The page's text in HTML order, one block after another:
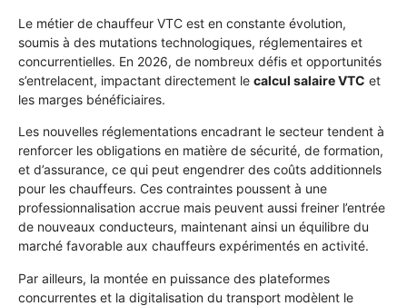
Le métier de chauffeur VTC est en constante évolution,
soumis à des mutations technologiques, réglementaires et
concurrentielles. En 2026, de nombreux défis et opportunités
s’entrelacent, impactant directement le calcul salaire VTC et
les marges bénéficiaires.
Les nouvelles réglementations encadrant le secteur tendent à
renforcer les obligations en matière de sécurité, de formation,
et d’assurance, ce qui peut engendrer des coûts additionnels
pour les chauffeurs. Ces contraintes poussent à une
professionnalisation accrue mais peuvent aussi freiner l’entrée
de nouveaux conducteurs, maintenant ainsi un équilibre du
marché favorable aux chauffeurs expérimentés en activité.
Par ailleurs, la montée en puissance des plateformes
concurrentes et la digitalisation du transport modèlent le